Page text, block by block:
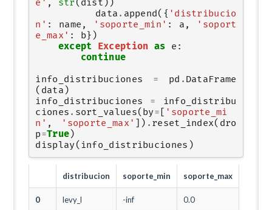
e' , str( dist ))
data . append({ 'distribucio
n' : name , 'soporte_min' : a ,
'soport
e_max' : b})
except Exception as e :
continue
info_distribuciones
= pd . DataFrame
( data )
info_distribuciones
=
info_distribu
ciones . sort_values( by=
'soporte_mi
n' , 'soporte_max' ]) . reset_index( dro
p=True)
display( info_distribuciones )
distribucion soporte_min soporte_max
0 levy_l -inf 0.0